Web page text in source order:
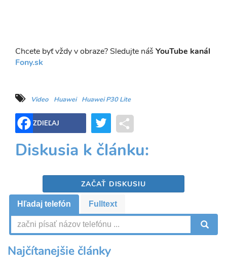
Chcete byť vždy v obraze? Sledujte náš YouTube kanál
Fony.sk
Video Huawei Huawei P30 Lite
ZDIEĽAJ Twitter
Diskusia k článku:
ZAČAŤ DISKUSIU
Hľadaj telefón Fulltext
Najčítanejšie články